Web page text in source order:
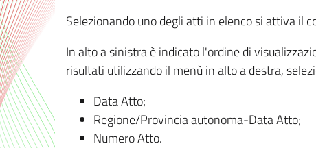
Selezionando uno degli atti in elenco si attiva il
In alto a sinistra è indicato l'ordine di
risultati utilizzando il menù in alto a destra,
Data Atto;
Regione/Provincia autonoma-Data Atto;
Numero Atto.